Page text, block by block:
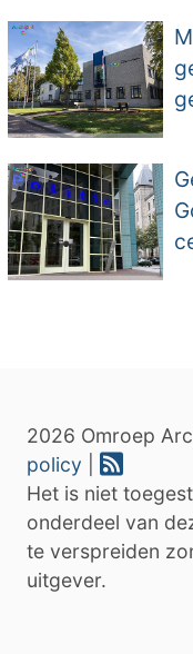
2026 Omroep
policy
Het is niet
onderdeel van
te verspreiden
uitgever.